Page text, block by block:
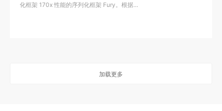
化框架 170x 性能的序列化框架 Fury。根据…
加载更多